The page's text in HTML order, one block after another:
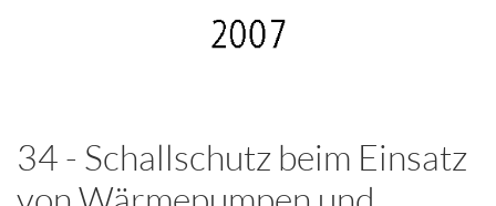
34 - Schallschutz beim Einsatz